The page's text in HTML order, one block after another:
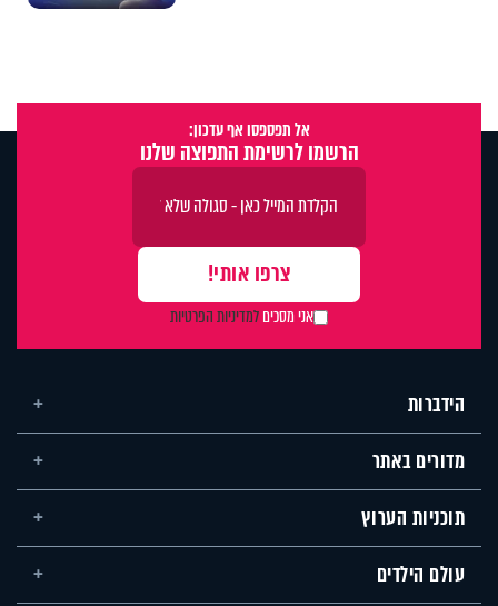
אל תפספסו אף עדכון:
הרשמו לרשימת התפוצה שלנו
אני מסכיםלמדיניות הפרטיות
הידברות
מדורים באתר
תוכניות הערוץ
עולם הילדים